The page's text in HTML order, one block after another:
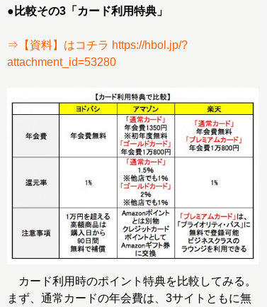
●比較その3「カード利用特典」
⇒【資料】はコチラ https://hbol.jp/?
attachment_id=53280
カード利用時のポイント特典を比較してみる。
まず、通常カードの年会費は、3サイトともに無